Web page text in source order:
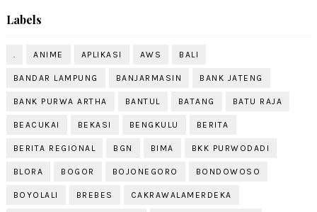
Labels
. ANIME APLIKASI AWS BALI
BANDAR LAMPUNG BANJARMASIN BANK JATENG
BANK PURWA ARTHA BANTUL BATANG BATU RAJA
BEACUKAI BEKASI BENGKULU BERITA
BERITA REGIONAL BGN BIMA BKK PURWODADI
BLORA BOGOR BOJONEGORO BONDOWOSO
BOYOLALI BREBES CAKRAWALAMERDEKA